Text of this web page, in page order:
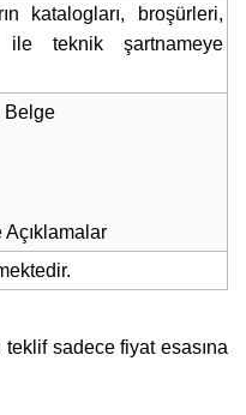
katalogları, broşürleri,
ile teknik şartnameye
Belge
teklif sadece fiyat esasına